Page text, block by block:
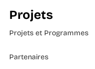
Projets
Projets et Programmes
Partenaires